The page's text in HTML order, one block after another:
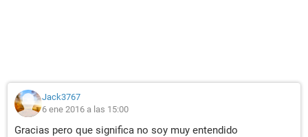
Jack3767
6 ene 2016 a las 15:00
Gracias pero que significa no soy muy entendido